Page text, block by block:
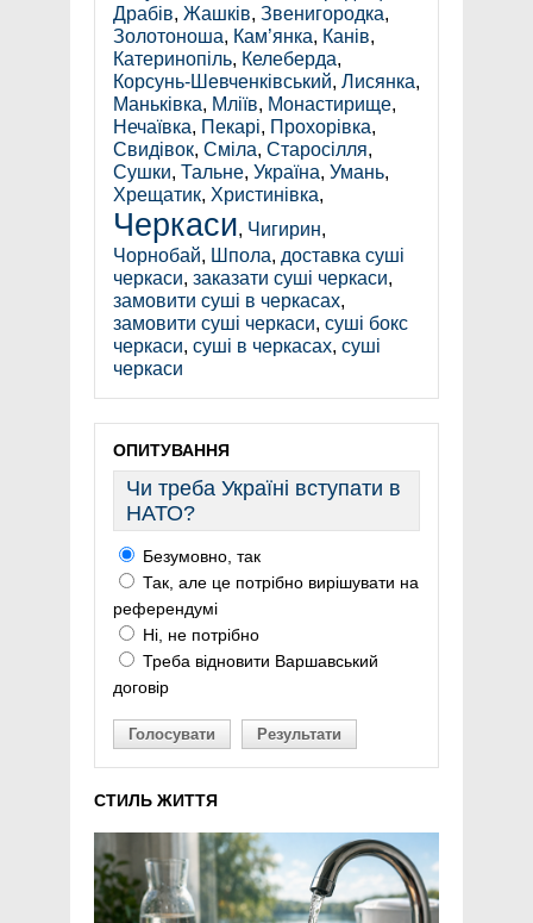
Драбів, Жашків, Звенигородка,
Золотоноша, Кам’янка, Канів,
Катеринопіль, Келеберда,
Корсунь-Шевченківський, Лисянка,
Маньківка, Мліїв, Монастирище,
Нечаївка, Пекарі, Прохорівка,
Свидівок, Сміла, Старосілля,
Сушки, Тальне, Україна, Умань,
Хрещатик, Христинівка,
Черкаси, Чигирин,
Чорнобай, Шпола, доставка суші
черкаси, заказати суші черкаси,
замовити суші в черкасах,
замовити суші черкаси, суші бокс
черкаси, суші в черкасах, суші
черкаси
ОПИТУВАННЯ
Чи треба Україні вступати в
НАТО?
Безумовно, так
Так, але це потрібно вирішувати на
референдумі
Ні, не потрібно
Треба відновити Варшавський
договір
Голосувати Результати
СТИЛЬ ЖИТТЯ